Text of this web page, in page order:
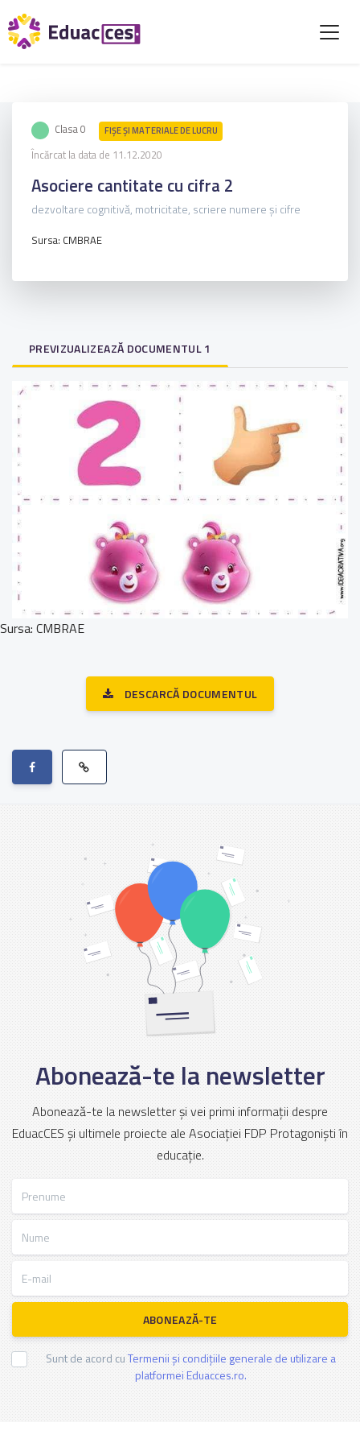
Clasa 0 FIŞE ŞI MATERIALE DE LUCRU
Încărcat la data de 11.12.2020
Asociere cantitate cu cifra 2
dezvoltare cognitivă, motricitate, scriere numere și cifre
Sursa: CMBRAE
PREVIZUALIZEAZĂ DOCUMENTUL 1
Sursa: CMBRAE
DESCARCĂ DOCUMENTUL
Abonează-te la newsletter
Abonează-te la newsletter și vei primi informații despre
EduacCES și ultimele proiecte ale Asociației FDP Protagoniști în
educație.
ABONEAZĂ-TE
Sunt de acord cuTermenii și condițiile generale de utilizare a
platformei Eduacces.ro.